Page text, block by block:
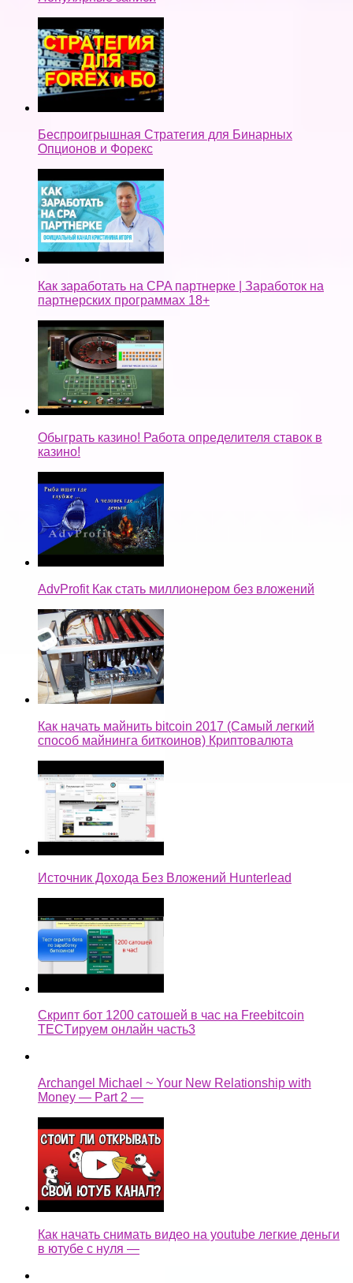
Беспроигрышная Стратегия для Бинарных
Опционов и Форекс
Как заработать на CPA партнерке | Заработок на
партнерских программах 18+
Обыграть казино! Работа определителя ставок в
казино!
AdvProfit Как стать миллионером без вложений
Как начать майнить bitcoin 2017 (Самый легкий
способ майнинга биткоинов) Криптовалюта
Источник Дохода Без Вложений Hunterlead
Скрипт бот 1200 сатошей в час на Freebitcoin
TECTируем онлайн часть3
Archangel Michael ~ Your New Relationship with
Money — Part 2 —
Как начать снимать видео на youtube легкие деньги
в ютубе с нуля —